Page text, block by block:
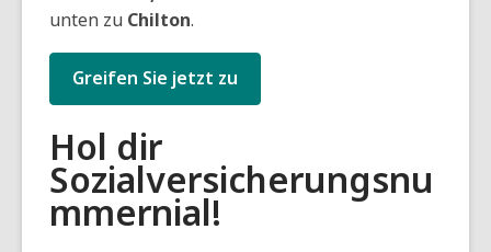
unten zu Chilton.
Greifen Sie jetzt zu
Hol dir
Sozialversicherungsnu
mmernial!